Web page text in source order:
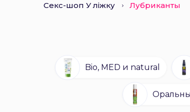
Секс-шоп У ліжку Лубриканты
Bio, MED и natural